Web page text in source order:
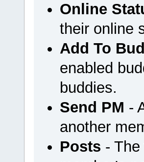
Online
their online
Add To
enabled
buddies.
Send PM -
another
Posts -